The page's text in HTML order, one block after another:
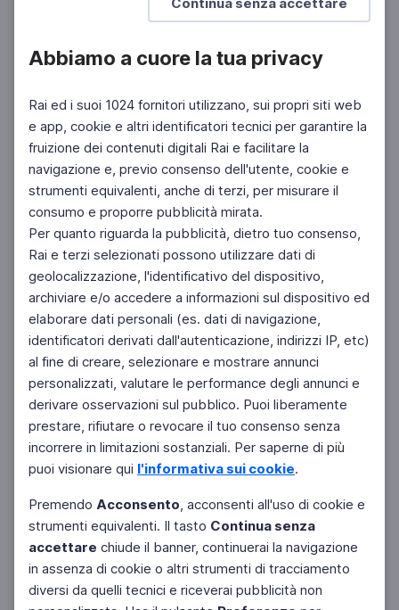
Abbiamo a cuore la tua privacy
Rai ed i suoi 1024 fornitori utilizzano, sui propri siti web
e app, cookie e altri identificatori tecnici per garantire la
fruizione dei contenuti digitali Rai e facilitare la
navigazione e, previo consenso dell'utente, cookie e
strumenti equivalenti, anche di terzi, per misurare il
consumo e proporre pubblicità mirata.
Per quanto riguarda la pubblicità, dietro tuo consenso,
Rai e terzi selezionati possono utilizzare dati di
geolocalizzazione, l'identificativo del dispositivo,
archiviare e/o accedere a informazioni sul dispositivo ed
elaborare dati personali (es. dati di navigazione,
identificatori derivati dall'autenticazione, indirizzi IP, etc)
al fine di creare, selezionare e mostrare annunci
personalizzati, valutare le performance degli annunci e
derivare osservazioni sul pubblico. Puoi liberamente
prestare, rifiutare o revocare il tuo consenso senza
incorrere in limitazioni sostanziali. Per saperne di più
puoi visionare qui l'informativa sui cookie.
Premendo Acconsento, acconsenti all'uso di cookie e
strumenti equivalenti. Il tasto Continua senza
accettare chiude il banner, continuerai la navigazione
in assenza di cookie o altri strumenti di tracciamento
diversi da quelli tecnici e riceverai pubblicità non
Facebook Instagram Twitter